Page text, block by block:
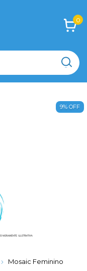
0
9% OFF
Mosaic Feminino